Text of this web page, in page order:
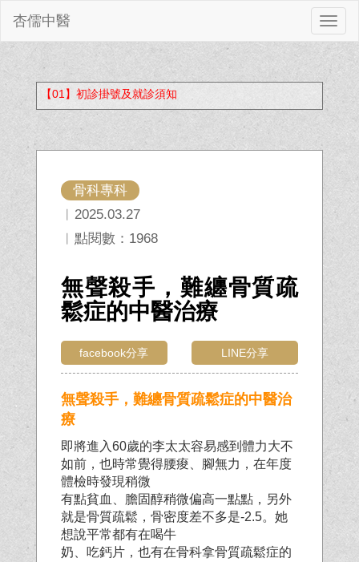
切
換
杏儒中醫
【01】初診掛號及就診須知
骨科專科
︱2025.03.27
︱點閱數：1968
無聲殺手，難纏骨質疏
鬆症的中醫治療
facebook分享 LINE分享
無聲殺手，難纏骨質疏鬆症的中醫治
療
即將進入60歲的李太太容易感到體力大不
如前，也時常覺得腰痠、腳無力，在年度
體檢時發現稍微
有點貧血、膽固醇稍微偏高一點點，另外
就是骨質疏鬆，骨密度差不多是-2.5。她
想說平常都有在喝牛
奶、吃鈣片，也有在骨科拿骨質疏鬆症的